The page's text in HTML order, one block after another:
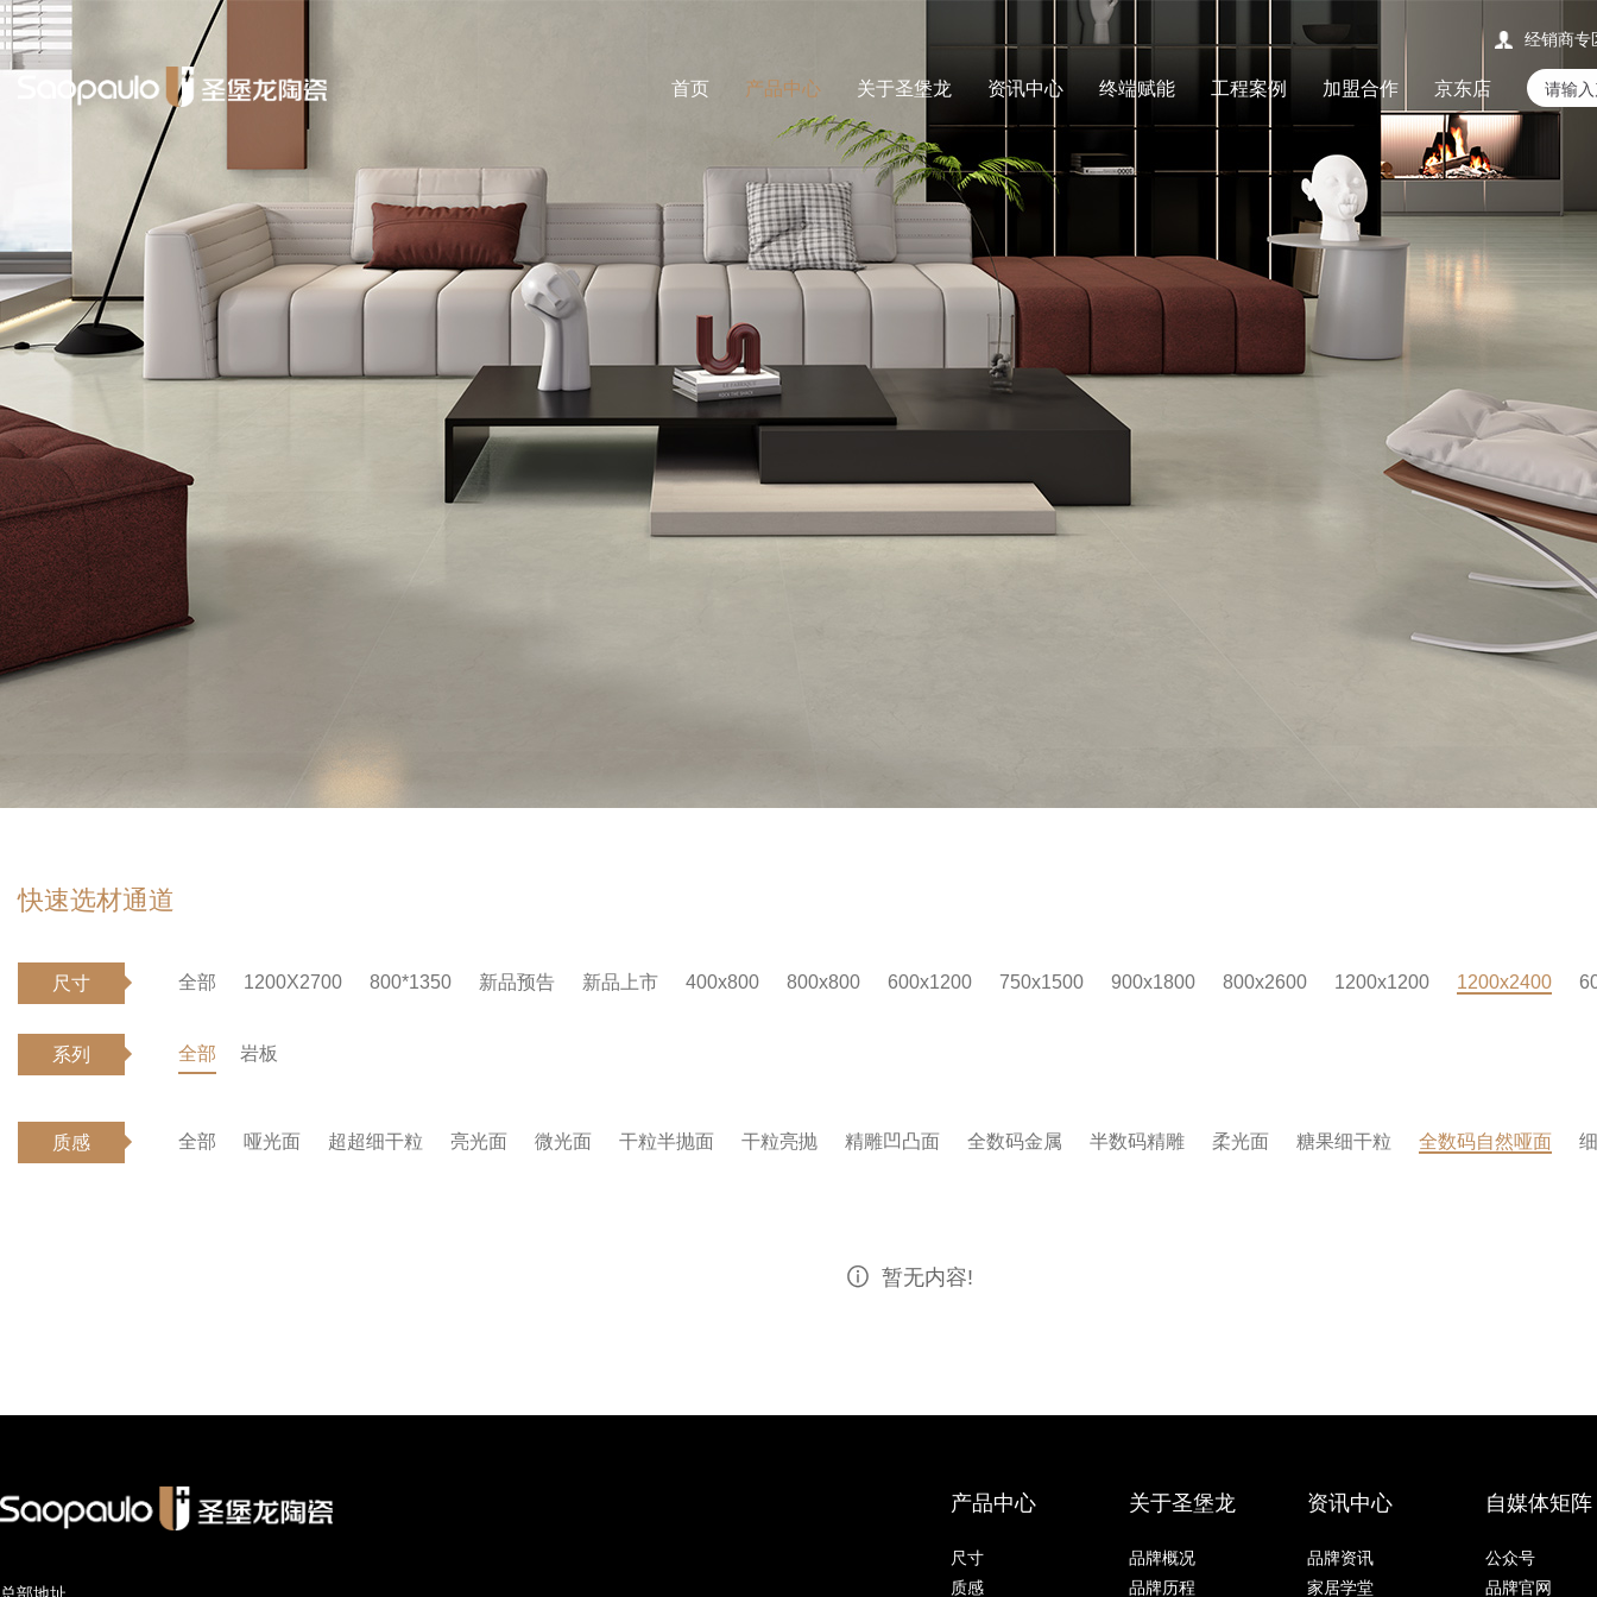
经销商专
首页 产品中心 关于圣堡龙 资讯中心 终端赋能 工程案例 加盟合作 京东店
快速选材通道
尺寸 全部 1200X2700 800*1350 新品预告 新品上市 400x800 800x800 600x1200 750x1500 900x1800 800x2600 1200x1200 1200x2400
系列 全部 岩板
质感 全部 哑光面 超超细干粒 亮光面 微光面 干粒半抛面 干粒亮抛 精雕凹凸面 全数码金属 半数码精雕 柔光面 糖果细干粒 全数码自然哑面
 暂无内容!
总部地址
产品中心
尺寸
质感
关于圣堡龙
品牌概况
品牌历程
资讯中心
品牌资讯
家居学堂
自媒体矩阵
公众号
品牌官网